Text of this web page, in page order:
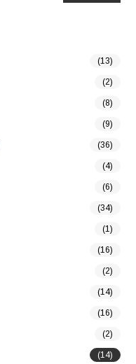
(13)
(2)
(8)
(9)
(36)
(4)
(6)
(34)
(1)
(16)
(2)
(14)
(16)
(2)
(14)